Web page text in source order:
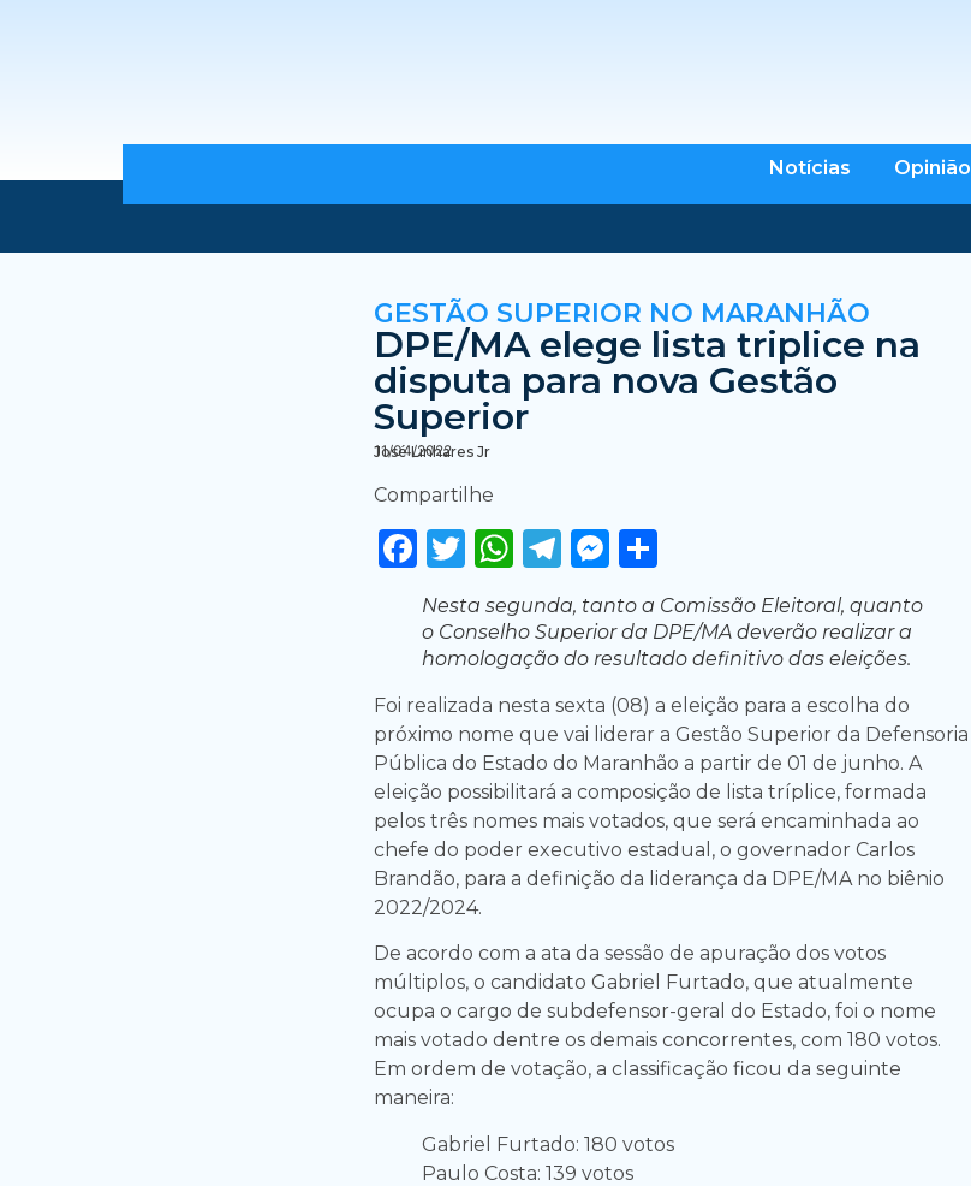
Notícias Opinião
GESTÃO SUPERIOR NO MARANHÃO
DPE/MA elege lista triplice na
disputa para nova Gestão
Superior
José Linhares Jr
11/04/2022
Compartilhe
Facebook
Twitter
WhatsApp
Telegram
Messenger
Nesta segunda, tanto a Comissão Eleitoral, quanto
o Conselho Superior da DPE/MA deverão realizar a
homologação do resultado definitivo das eleições.
Foi realizada nesta sexta (08) a eleição para a escolha do
próximo nome que vai liderar a Gestão Superior da Defensoria
Pública do Estado do Maranhão a partir de 01 de junho. A
eleição possibilitará a composição de lista tríplice, formada
pelos três nomes mais votados, que será encaminhada ao
chefe do poder executivo estadual, o governador Carlos
Brandão, para a definição da liderança da DPE/MA no biênio
2022/2024.
De acordo com a ata da sessão de apuração dos votos
múltiplos, o candidato Gabriel Furtado, que atualmente
ocupa o cargo de subdefensor-geral do Estado, foi o nome
mais votado dentre os demais concorrentes, com 180 votos.
Em ordem de votação, a classificação ficou da seguinte
maneira:
Gabriel Furtado: 180 votos
Paulo Costa: 139 votos